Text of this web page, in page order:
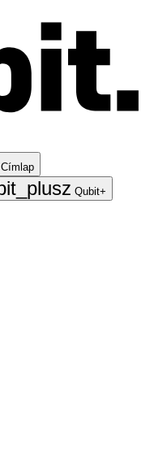
Címlap
Qubit+